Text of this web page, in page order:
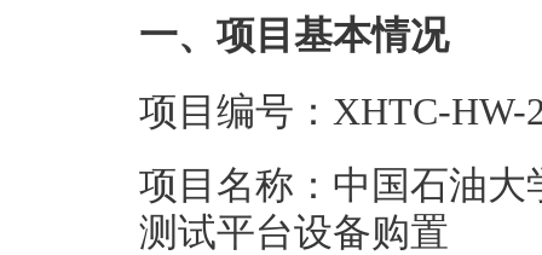
一、项目基本情况
项目编号：XHTC-HW-
项目名称：中国石油
测试平台设备购置